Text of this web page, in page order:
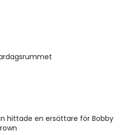
hittade en ersättare för Bobby